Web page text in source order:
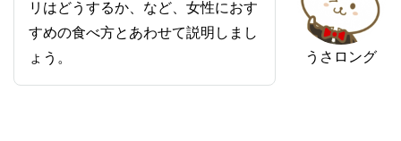
うさロング
リはどうするか、など、女性におす
すめの食べ方とあわせて説明しまし
ょう。